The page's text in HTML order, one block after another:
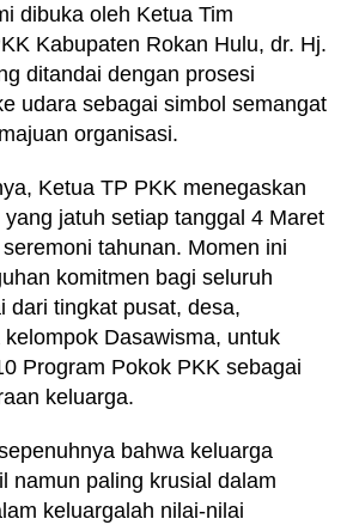
dibuka oleh Ketua Tim
Kabupaten Rokan Hulu, dr. Hj.
ditandai dengan prosesi
udara sebagai simbol semangat
organisasi.
Ketua TP PKK menegaskan
jatuh setiap tanggal 4 Maret
tahunan. Momen ini
komitmen bagi seluruh
dari tingkat pusat, desa,
Dasawisma, untuk
Program Pokok PKK sebagai
keluarga.
bahwa keluarga
namun paling krusial dalam
keluargalah nilai-nilai